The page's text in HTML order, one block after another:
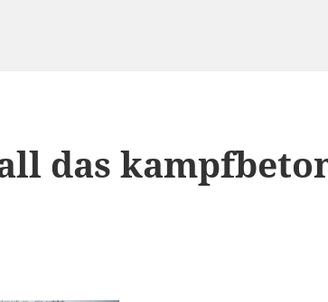
das